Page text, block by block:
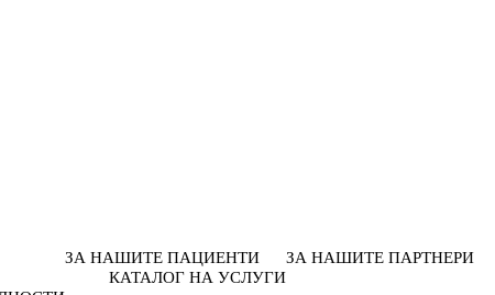
ЗА НАШИТЕ ПАЦИЕНТИ
КАТАЛОГ НА УСЛУГИ
ЗА НАШИТЕ ПАРТНЕРИ